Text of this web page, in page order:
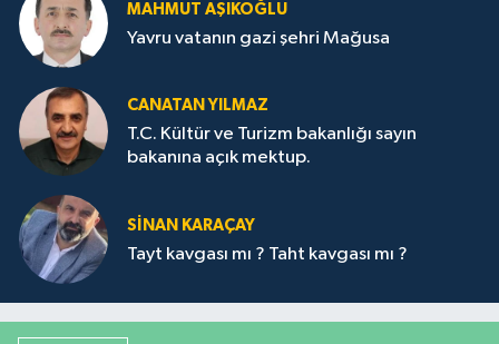
MAHMUT AŞIKOĞLU
Yavru vatanın gazi şehri Mağusa
CANATAN YILMAZ
T.C. Kültür ve Turizm bakanlığı sayın
bakanına açık mektup.
SİNAN KARAÇAY
Tayt kavgası mı ? Taht kavgası mı ?